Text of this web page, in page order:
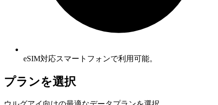
eSIM対応スマートフォンで利用可能。
プランを選択